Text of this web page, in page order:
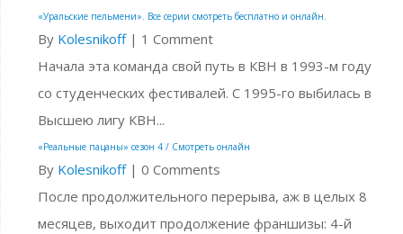
«Уральские пельмени». Все серии смотреть бесплатно и онлайн.
By Kolesnikoff| 1 Comment
Начала эта команда свой путь в КВН в 1993-м году
со студенческих фестивалей. С 1995-го выбилась в
Высшею лигу КВН...
«Реальные пацаны» сезон 4 / Смотреть онлайн
By Kolesnikoff| 0 Comments
После продолжительного перерыва, аж в целых 8
месяцев, выходит продолжение франшизы: 4-й